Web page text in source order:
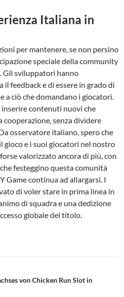
Italiana in
per mantenere, se non persino
speciale della community
Gli sviluppatori hanno
feedback e di essere in grado di
a ciò che domandano i giocatori.
inserire contenuti nuovi che
cooperazione, senza dividere
osservatore italiano, spero che
gioco e i suoi giocatori nel nostro
valorizzato ancora di più, con
festeggino questa comunità
Game continua ad allargarsi. I
di voler stare in prima linea in
di squadra e una dedizione
globale del titolo.
von Chicken Run Slot in